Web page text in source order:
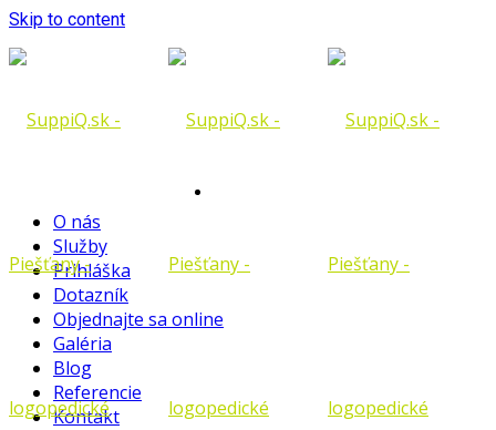
Skip to content
O nás
Služby
Prihláška
Dotazník
Objednajte sa online
Galéria
Blog
Referencie
Kontakt